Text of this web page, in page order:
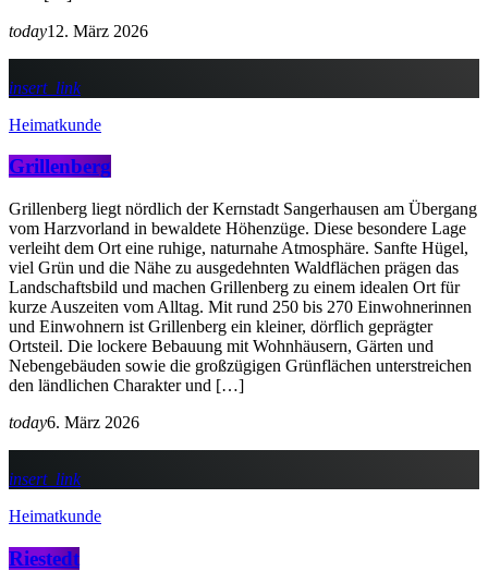
today12. März 2026
insert_link
Heimatkunde
Grillenberg
Grillenberg liegt nördlich der Kernstadt Sangerhausen am Übergang
vom Harzvorland in bewaldete Höhenzüge. Diese besondere Lage
verleiht dem Ort eine ruhige, naturnahe Atmosphäre. Sanfte Hügel,
viel Grün und die Nähe zu ausgedehnten Waldflächen prägen das
Landschaftsbild und machen Grillenberg zu einem idealen Ort für
kurze Auszeiten vom Alltag. Mit rund 250 bis 270 Einwohnerinnen
und Einwohnern ist Grillenberg ein kleiner, dörflich geprägter
Ortsteil. Die lockere Bebauung mit Wohnhäusern, Gärten und
Nebengebäuden sowie die großzügigen Grünflächen unterstreichen
den ländlichen Charakter und […]
today6. März 2026
insert_link
Heimatkunde
Riestedt